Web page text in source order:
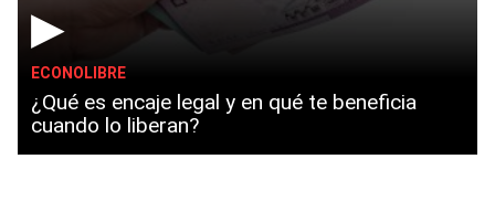
▶
ECONOLIBRE
¿Qué es encaje legal y en qué te beneficia
cuando lo liberan?